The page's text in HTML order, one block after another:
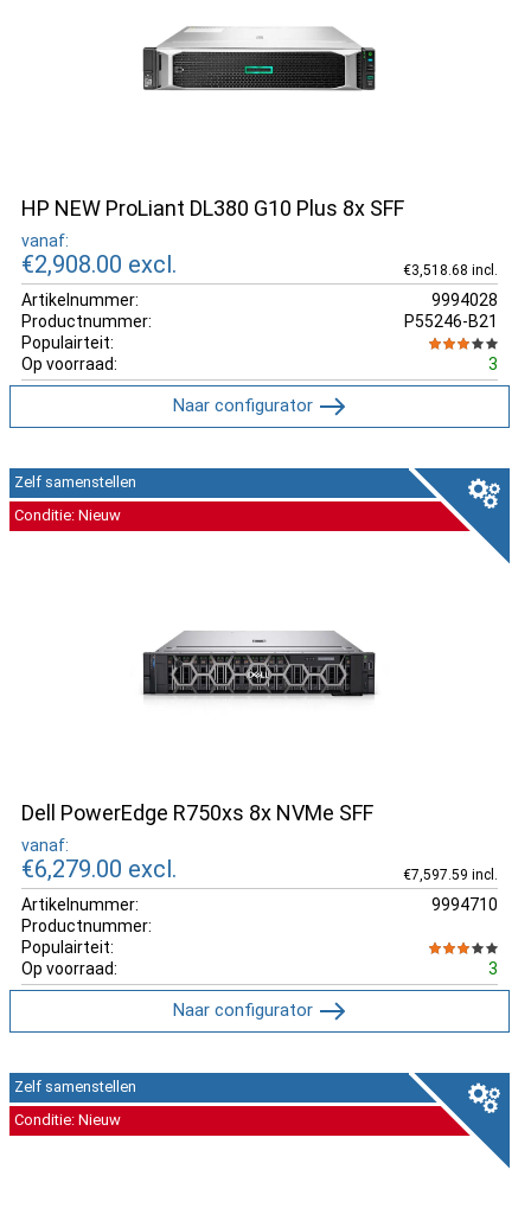
HP NEW ProLiant DL380 G10 Plus 8x SFF
vanaf:
€2,908.00 excl. €3,518.68 incl.
Artikelnummer:
9994028
Productnummer:
P55246-B21
Populairteit:
Op voorraad:
3
Naar configurator
Dell PowerEdge R750xs 8x NVMe SFF
vanaf:
€6,279.00 excl. €7,597.59 incl.
Artikelnummer:
9994710
Productnummer:
Populairteit:
Op voorraad:
3
Zelf samenstellen
Conditie: Nieuw
Naar configurator
Zelf samenstellen
Conditie: Nieuw